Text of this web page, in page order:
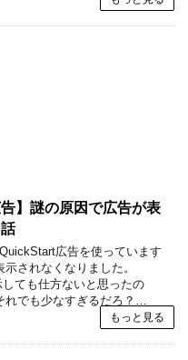
】謎の原因で広告が表
広告を使っています
されなくなりました。
しても仕方ないと思ったの
れでも少なすぎるだろ？…
もっと見る